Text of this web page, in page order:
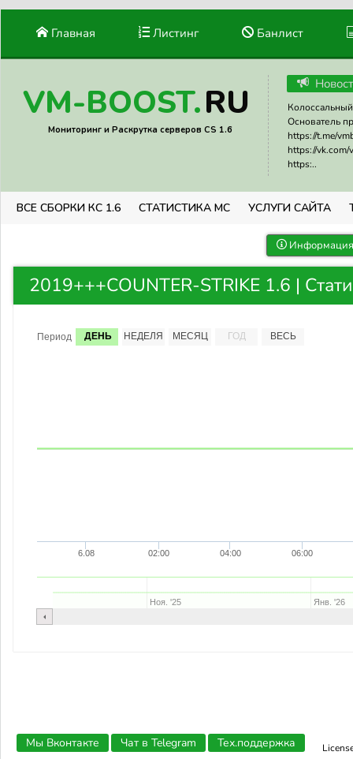
Главная Листинг Банлист
VM-BOOST.RU
Мониторинг и Раскрутка серверов CS 1.6
Основатель
https://t.me/
https://vk.com/
https:..
ВСЕ СБОРКИ КС 1.6 СТАТИСТИКА МС УСЛУГИ САЙТА
2019+++COUNTER-STRIKE 1.6 |
Период ДЕНЬ НЕДЕЛЯ МЕСЯЦ ГОД ВЕСЬ
6.08 02:00 04:00 06:00
Ноя. '25 Янв. '26
Мы Вконтакте Чат в Telegram Тех.поддержка